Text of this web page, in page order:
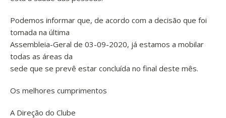
Podemos informar que, de acordo com a decisão que foi
tomada na última
Assembleia-Geral de 03-09-2020, já estamos a mobilar
todas as áreas da
sede que se prevê estar concluída no final deste mês.
Os melhores cumprimentos
A Direção do Clube